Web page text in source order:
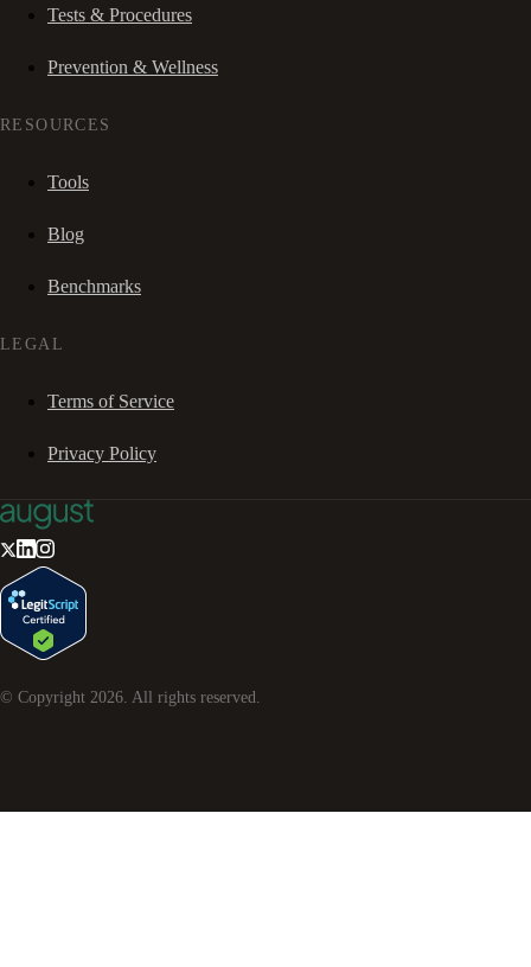
Tests & Procedures
Prevention & Wellness
RESOURCES
Tools
Blog
Benchmarks
LEGAL
Terms of Service
Privacy Policy
© Copyright 2026 . All rights reserved.